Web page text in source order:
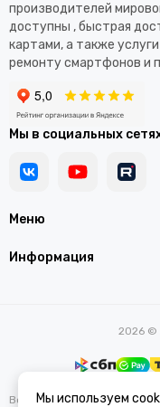
Меню
Информация
производителей
доступны , быстрая
картами, а также
ремонту смартфонов и
Мы в социальных
2026 ©
Вся представленная на
Мы используем